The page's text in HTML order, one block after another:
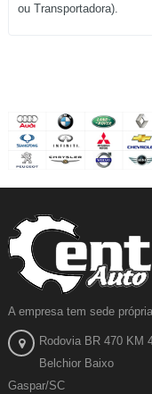
ou Transportadora).
A empresa tem sede
Rodovia BR 470 KM
Belchior Baixo
Gaspar/SC